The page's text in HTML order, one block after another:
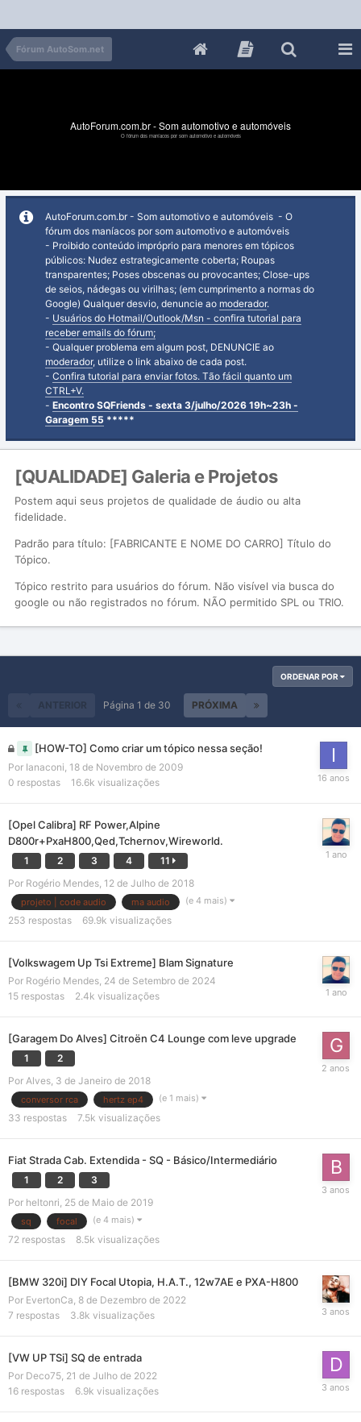
Fórum AutoSom.net
AutoForum.com.br - Som automotivo e automóveis
O fórum dos maníacos por som automotivo e automóveis
AutoForum.com.br - Som automotivo e automóveis - O
fórum dos maníacos por som automotivo e automóveis
- Proibido conteúdo impróprio para menores em tópicos
públicos: Nudez estrategicamente coberta; Roupas
transparentes; Poses obscenas ou provocantes; Close-ups
de seios, nádegas ou virilhas; (em cumprimento a normas do
Google) Qualquer desvio, denuncie ao moderador.
- Usuários do Hotmail/Outlook/Msn - confira tutorial para
receber emails do fórum;
- Qualquer problema em algum post, DENUNCIE ao
moderador, utilize o link abaixo de cada post.
- Confira tutorial para enviar fotos. Tão fácil quanto um
CTRL+V.
- Encontro SQFriends - sexta 3/julho/2026 19h~23h -
Garagem 55 *****
[QUALIDADE] Galeria e Projetos
Postem aqui seus projetos de qualidade de áudio ou alta
fidelidade.
Padrão para título: [FABRICANTE E NOME DO CARRO] Título do
Tópico.
Tópico restrito para usuários do fórum. Não visível via busca do
google ou não registrados no fórum. NÃO permitido SPL ou TRIO.
ORDENAR POR
ANTERIOR PRÓXIMA
Página 1 de 30
[HOW-TO] Como criar um tópico nessa seção!
Por Ianaconi 18 de Novembro de 2009
0 respostas 16.6k visualizações
[Opel Calibra] RF Power,Alpine
D800r+PxaH800,Qed,Tchernov,Wireworld.
1 2 3 4
11
Por Rogério Mendes 12 de Julho de 2018
projeto | code audio ma audio (e 4 mais)
253 respostas 69.9k visualizações
[Volkswagem Up Tsi Extreme] Blam Signature
Por Rogério Mendes 24 de Setembro de 2024
15 respostas 2.4k visualizações
[Garagem Do Alves] Citroën C4 Lounge com leve upgrade
1
2
Por Alves 3 de Janeiro de 2018
conversor rca hertz ep4 (e 1 mais)
33 respostas 7.5k visualizações
Fiat Strada Cab. Extendida - SQ - Básico/Intermediário
1 2
3
Por heltonri 25 de Maio de 2019
sq focal (e 4 mais)
72 respostas 8.5k visualizações
[BMW 320i] DIY Focal Utopia, H.A.T., 12w7AE e PXA-H800
Por EvertonCa, 8 de Dezembro de 2022
7 respostas 3.8k visualizações
[VW UP TSi] SQ de entrada
Por Deco75, 21 de Julho de 2022
16 respostas 6.9k visualizações